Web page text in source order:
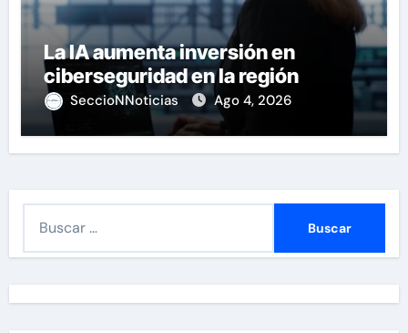
La IA aumenta inversión en
ciberseguridad en la región
SeccioNNoticias Ago 4, 2026